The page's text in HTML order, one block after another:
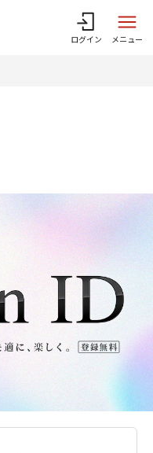
ログイン メニュー